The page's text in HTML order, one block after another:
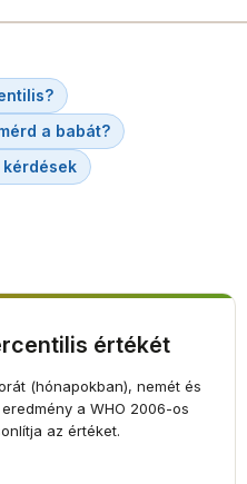
a babát?
kérdések
értékét
(hónapokban), nemét és
a WHO 2006-os
az értéket.